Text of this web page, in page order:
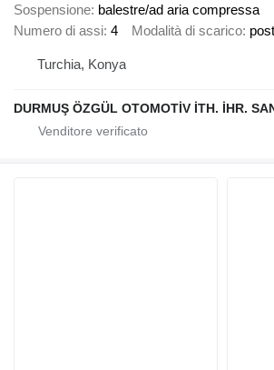
Sospensione balestre/ad aria compressa
Numero di assi 4 Modalità di scarico
Turchia, Konya